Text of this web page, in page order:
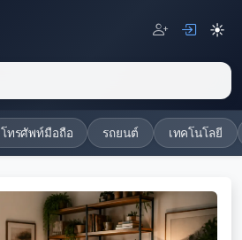
☀️
โทรศัพท์มือถือ รถยนต์ เทคโนโลยี